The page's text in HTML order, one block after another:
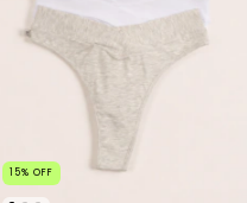
15% OFF